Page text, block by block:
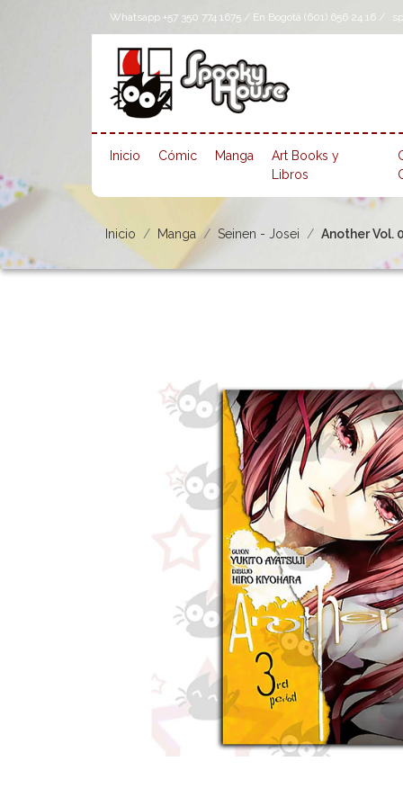
Whatsapp +57 350 774 1675 / En Bogotá (601) 656 24 16 /
Inicio Cómic Manga
Art Books y
Libros
Inicio Manga Seinen - Josei Another Vol.